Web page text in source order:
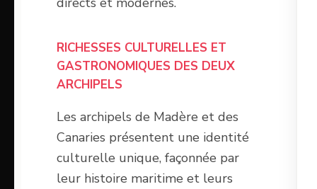
RICHESSES CULTURELLES ET
GASTRONOMIQUES DES DEUX
ARCHIPELS
Les archipels de Madère et des
Canaries présentent une identité
culturelle unique, façonnée par
leur histoire maritime et leurs